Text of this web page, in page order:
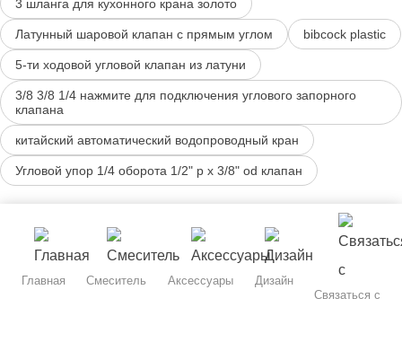
3 шланга для кухонного крана золото
Латунный шаровой клапан с прямым углом bibcock plastic
5-ти ходовой угловой клапан из латуни
3/8 3/8 1/4 нажмите для подключения углового запорного
клапана
китайский автоматический водопроводный кран
Угловой упор 1/4 оборота 1/2" p x 3/8" od клапан
Главная Смеситель Аксессуары
Дизайн
Связаться с